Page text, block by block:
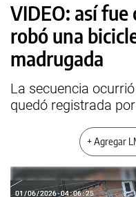
VIDEO: así fue
robó una
madrugada
La secuencia
quedó registrada
+ Agregar